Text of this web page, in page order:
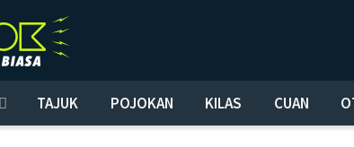
TAJUK POJOKAN KILAS CUAN